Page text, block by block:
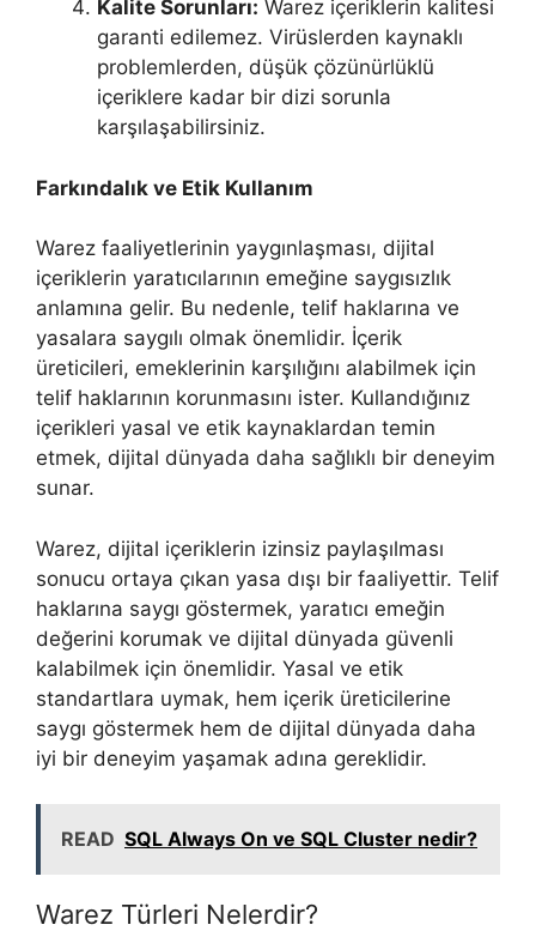
Kalite Sorunları: Warez içeriklerin kalitesi
garanti edilemez. Virüslerden kaynaklı
problemlerden, düşük çözünürlüklü
içeriklere kadar bir dizi sorunla
karşılaşabilirsiniz.
Farkındalık ve Etik Kullanım
Warez faaliyetlerinin yaygınlaşması, dijital
içeriklerin yaratıcılarının emeğine saygısızlık
anlamına gelir. Bu nedenle, telif haklarına ve
yasalara saygılı olmak önemlidir. İçerik
üreticileri, emeklerinin karşılığını alabilmek için
telif haklarının korunmasını ister. Kullandığınız
içerikleri yasal ve etik kaynaklardan temin
etmek, dijital dünyada daha sağlıklı bir deneyim
sunar.
Warez, dijital içeriklerin izinsiz paylaşılması
sonucu ortaya çıkan yasa dışı bir faaliyettir. Telif
haklarına saygı göstermek, yaratıcı emeğin
değerini korumak ve dijital dünyada güvenli
kalabilmek için önemlidir. Yasal ve etik
standartlara uymak, hem içerik üreticilerine
saygı göstermek hem de dijital dünyada daha
iyi bir deneyim yaşamak adına gereklidir.
READ SQL Always On ve SQL Cluster nedir?
Warez Türleri Nelerdir?